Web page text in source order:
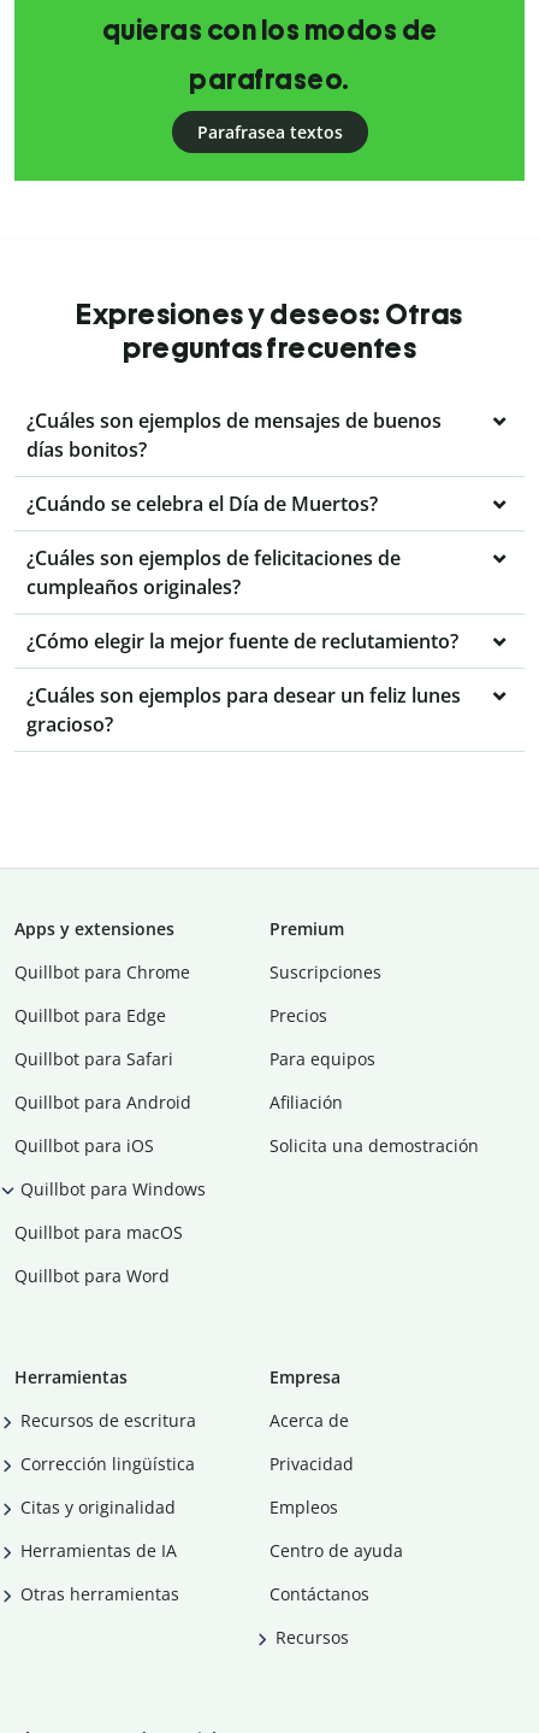
quieras con los modos de
parafraseo.
Parafrasea textos
Expresiones y deseos: Otras
preguntas frecuentes
¿Cuáles son ejemplos de mensajes de buenos
días bonitos?
¿Cuándo se celebra el Día de Muertos?
¿Cuáles son ejemplos de felicitaciones de
cumpleaños originales?
¿Cómo elegir la mejor fuente de reclutamiento?
¿Cuáles son ejemplos para desear un feliz lunes
gracioso?
Apps y extensiones
Quillbot para Chrome
Quillbot para Edge
Quillbot para Safari
Quillbot para Android
Quillbot para iOS
Quillbot para Windows
Quillbot para macOS
Quillbot para Word
Premium
Suscripciones
Precios
Para equipos
Afiliación
Solicita una demostración
Herramientas
Recursos de escritura
Corrección lingüística
Citas y originalidad
Herramientas de IA
Otras herramientas
Empresa
Acerca de
Privacidad
Empleos
Centro de ayuda
Contáctanos
Recursos